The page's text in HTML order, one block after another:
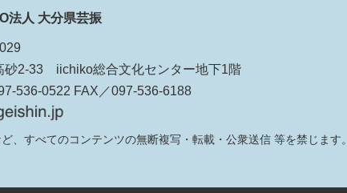
法人 大分県芸振
砂2-33 iichiko総合文化センター地下1階
536-0522 FAX／097-536-6188
、すべてのコンテンツの無断複写・転載・公衆送信 等を禁じます。